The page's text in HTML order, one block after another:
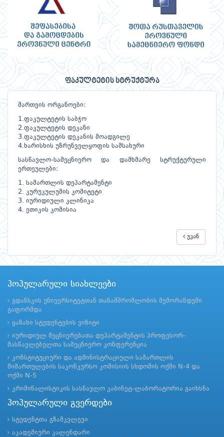
ფაკულტეტის სტრუქტურა
მართვის ორგანოები:
1.ფაკულტეტის საბჭო
2.ფაკულტეტის დეკანი
3.ფაკულტეტის დეკანის მოადგილე
4.ხარისხის უზრუნველყოფის სამსახური
სასწავლო-სამეცნიერო და დამხმარე სტრუქტურული
ერთეულები:
1. სამართლის დეპარტამენტი
2. კურუკულუმის კომიტეტი
3. იურიდიული კლინიკა
4. ეთიკის კომისია
უკან
პოპულარული სიახლეები
გდანსკის უნივერსიტეტთან თანამშრომლობის მემორანდუმი
გაფორმდა
ყაზახი სტუდენტების ვიზიტი
იურიდიულ მეცნიერებათა დეპარტამენტის პროფესორ-
მასწავლებელთა სამეცნიერო კონფერენცია
კონსტიტუციური და ადმინისტრაციული სამართლის
მიმართულების საკონკურსო კომისიის სხდომის ოქმი N-4 და
ოქმი N-5
კრიმინალისტიკის სასწავლო კაბინეტ-ლაბორატორია გაიხსნა
პოპულარული გვერდები
სტუდენტთა გზამკვლევი
აკადემიური კალენდარი